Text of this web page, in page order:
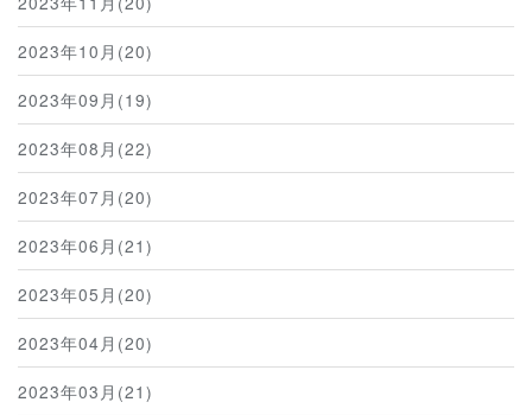
2023年10月(20)
2023年09月(19)
2023年08月(22)
2023年07月(20)
2023年06月(21)
2023年05月(20)
2023年04月(20)
2023年03月(21)